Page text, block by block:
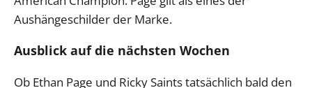
Aushängeschilder der Marke.
Ausblick auf die nächsten Wochen
Ob Ethan Page und Ricky Saints tatsächlich bald den